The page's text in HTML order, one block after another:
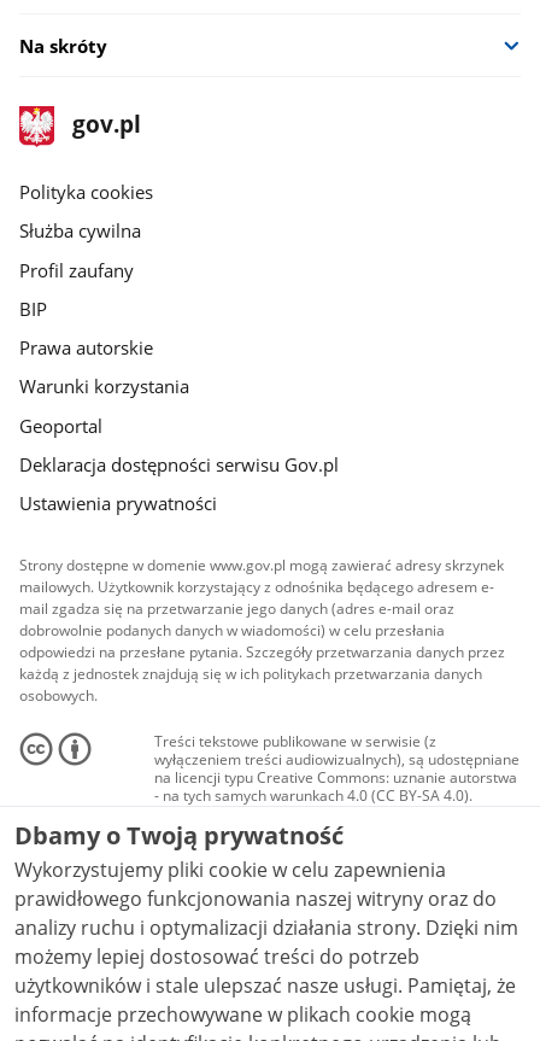
Na skróty
stopka
gov.pl
Strona
gov.pl
gov.pl
Polityka cookies
Służba cywilna
Profil zaufany
BIP
Prawa autorskie
Warunki korzystania
Geoportal
Deklaracja dostępności serwisu Gov.pl
Ustawienia prywatności
Strony dostępne w domenie www.gov.pl mogą zawierać adresy skrzynek
mailowych. Użytkownik korzystający z odnośnika będącego adresem e-
mail zgadza się na przetwarzanie jego danych (adres e-mail oraz
dobrowolnie podanych danych w wiadomości) w celu przesłania
odpowiedzi na przesłane pytania. Szczegóły przetwarzania danych przez
każdą z jednostek znajdują się w ich politykach przetwarzania danych
osobowych.
Treści tekstowe publikowane w serwisie (z
wyłączeniem treści audiowizualnych), są udostępniane
na licencji typu Creative Commons: uznanie autorstwa
- na tych samych warunkach 4.0 (CC BY-SA 4.0).
Materiały audiowizualne, w tym zdjęcia, materiały
audio i wideo, są udostępniane na licencji typu
Creative Commons: uznanie autorstwa użycie
niekomercyjne - bez utworów zależnych 4.0 (CC BY-
NC-ND 4.0), o ile nie jest to stwierdzone inaczej.
Dbamy o Twoją prywatność
Wykorzystujemy pliki cookie w celu zapewnienia
prawidłowego funkcjonowania naszej witryny oraz do
analizy ruchu i optymalizacji działania strony. Dzięki nim
możemy lepiej dostosować treści do potrzeb
użytkowników i stale ulepszać nasze usługi. Pamiętaj, że
informacje przechowywane w plikach cookie mogą